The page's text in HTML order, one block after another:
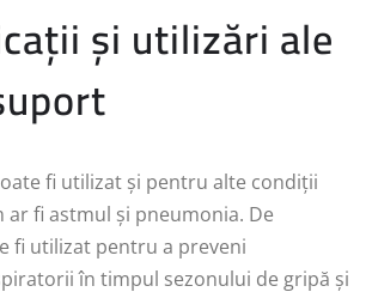
și utilizări ale
fi utilizat și pentru alte condiții
fi astmul și pneumonia. De
fi utilizat pentru a preveni
în timpul sezonului de gripă și